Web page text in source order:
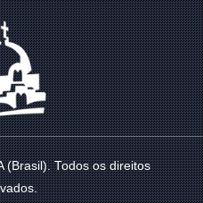
(Brasil). Todos os direitos